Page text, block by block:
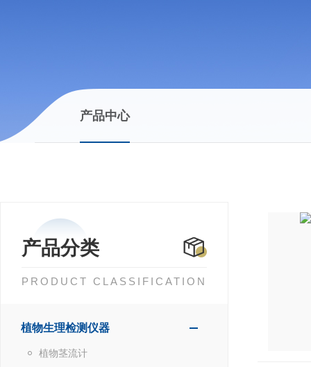
产品中心
产品分类
PRODUCT CLASSIFICATION
植物生理检测仪器
植物茎流计